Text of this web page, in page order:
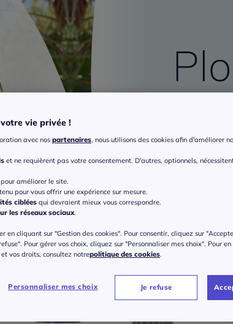
vie privée !
avec nos partenaires, nous utilisons des cookies afin d'améliorer
et ne requièrent pas votre consentement. D'autres, optionnels,
améliorer le site.
pour vous offrir une expérience sur mesure.
ciblées qui devraient mieux vous correspondre.
les réseaux sociaux.
en cliquant sur "Gestion des cookies". Pour consentir, cliquez sur
Pour gérer vos choix, cliquez sur "Personnaliser mes choix". Pour
vos droits, consultez notrepolitique des cookies.
Personnaliser mes choix Je refuse